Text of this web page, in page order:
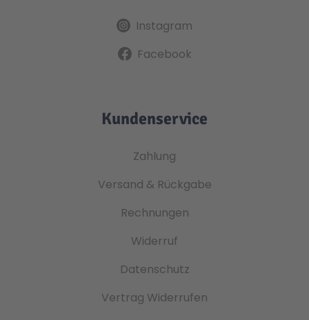
Instagram
Facebook
Kundenservice
Zahlung
Versand & Rückgabe
Rechnungen
Widerruf
Datenschutz
Vertrag Widerrufen